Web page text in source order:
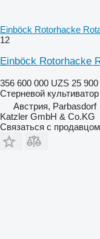
Einböck Rotorhacke
12
Einböck Rotorhacke
356 600 000 UZS 25 900
Стерневой культиватор
Австрия, Parbasdorf
Katzler GmbH & Co.KG
Связаться с продавцом